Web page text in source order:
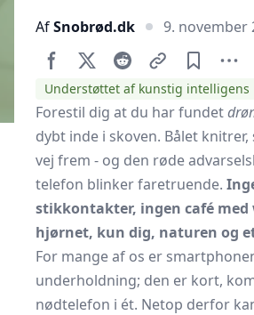
AfSnobrød.dk 9. november
Understøttet af kunstig intelligens
Forestil dig at du har fundet
dybt inde i skoven. Bålet
vej frem - og den røde
telefon blinker faretruende.
stikkontakter, ingen café
hjørnet, kun dig, naturen og
For mange af os er
underholdning; den er kort,
nødtelefon i ét. Netop derfor